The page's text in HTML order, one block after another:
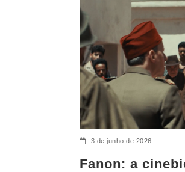
3 de junho de 2026
Fanon: a